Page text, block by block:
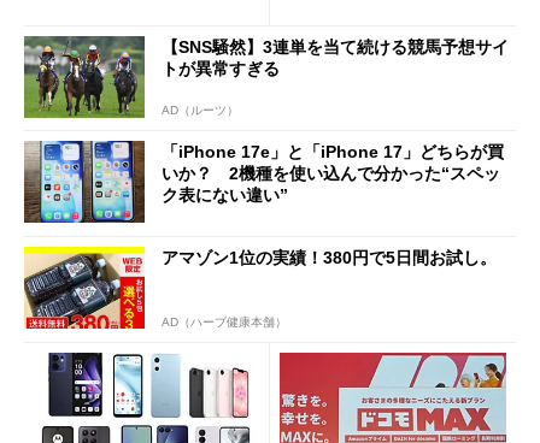
【SNS騒然】3連単を当て続ける競馬予想サイ
トが異常すぎる
AD（ルーツ）
「iPhone 17e」と「iPhone 17」どちらが買
いか？ 2機種を使い込んで分かった“スペッ
ク表にない違い”
アマゾン1位の実績！380円で5日間お試し。
AD（ハーブ健康本舗）